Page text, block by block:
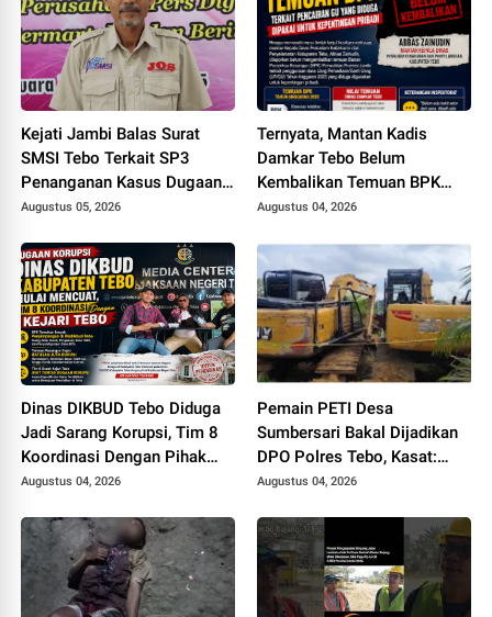
Kejati Jambi Balas Surat
SMSI Tebo Terkait SP3
Penanganan Kasus Dugaan
Korupsi di DPUPR Tebo Rp
Augustus 05, 2026
Ternyata, Mantan Kadis
Damkar Tebo Belum
Kembalikan Temuan BPK
Terkait Pencairan GU yang
Kepentingan Pribadi
Augustus 04, 2026
Dinas DIKBUD Tebo Diduga
Jadi Sarang Korupsi, Tim 8
Koordinasi Dengan Pihak
Kejari Tebo
Augustus 04, 2026
Pemain PETI Desa
Sumbersari Bakal Dijadikan
DPO Polres Tebo, Kasat:
Karena Tak Pernah Penuhi
Augustus 04, 2026